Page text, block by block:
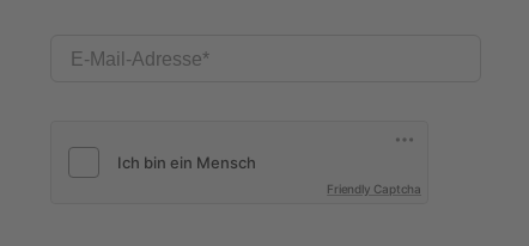
E-Mail-Adresse
Friendly Captcha